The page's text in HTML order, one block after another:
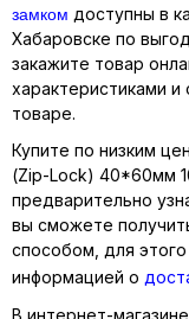
замком доступны в
Хабаровске по
закажите товар
характеристиками
товаре.
Купите по низким
(Zip-Lock) 40*60мм
предварительно
вы сможете
способом, для
информацией о
В интернет-